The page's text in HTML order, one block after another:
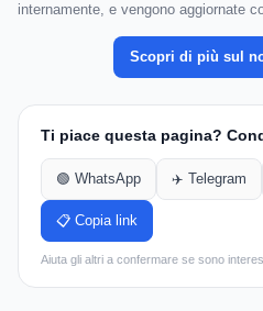
internamente, e vengono aggiornate
Scopri di più sul
Ti piace questa pagina?
🟢 WhatsApp ✈️ Telegram
📋 Copia link
Aiuta gli altri a confermare se sono